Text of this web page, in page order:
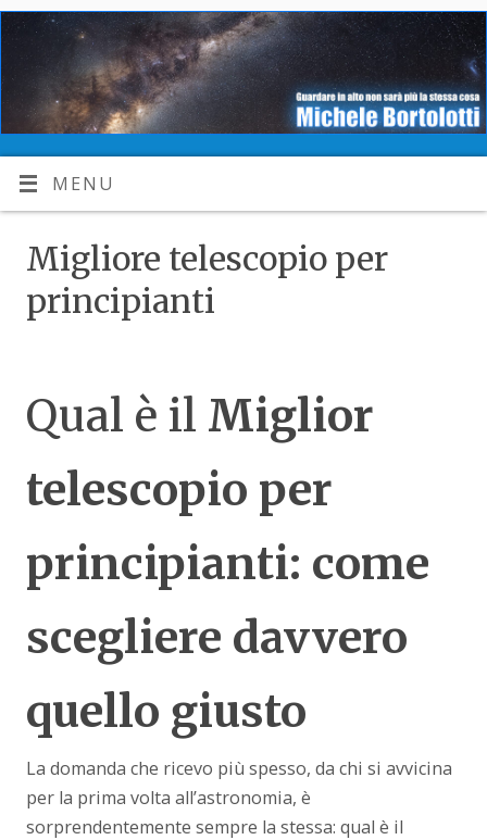
MENU
Migliore telescopio per
principianti
Qual è il Miglior
telescopio per
principianti: come
scegliere davvero
quello giusto
La domanda che ricevo più spesso, da chi si avvicina
per la prima volta all’astronomia, è
sorprendentemente sempre la stessa: qual è il